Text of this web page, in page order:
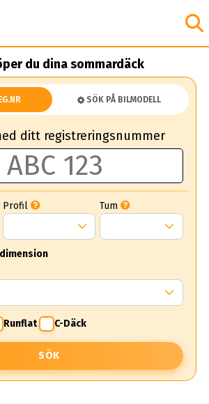
du dina sommardäck
SÖK PÅ BILMODELL
ditt registreringsnummer
Profil Tum
Runflat C-Däck
SÖK